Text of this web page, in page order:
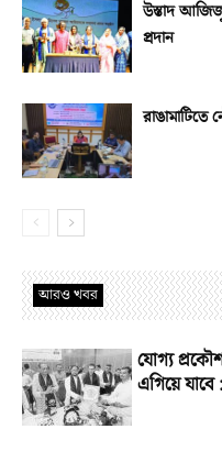
উস্তাদ
প্রদান
আরও খবর
যোগ্য
এগিয়ে যাবে